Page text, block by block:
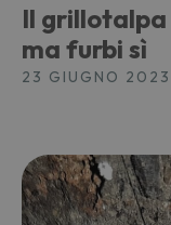
Il
ma furbi sì
23 GIUGNO 2023